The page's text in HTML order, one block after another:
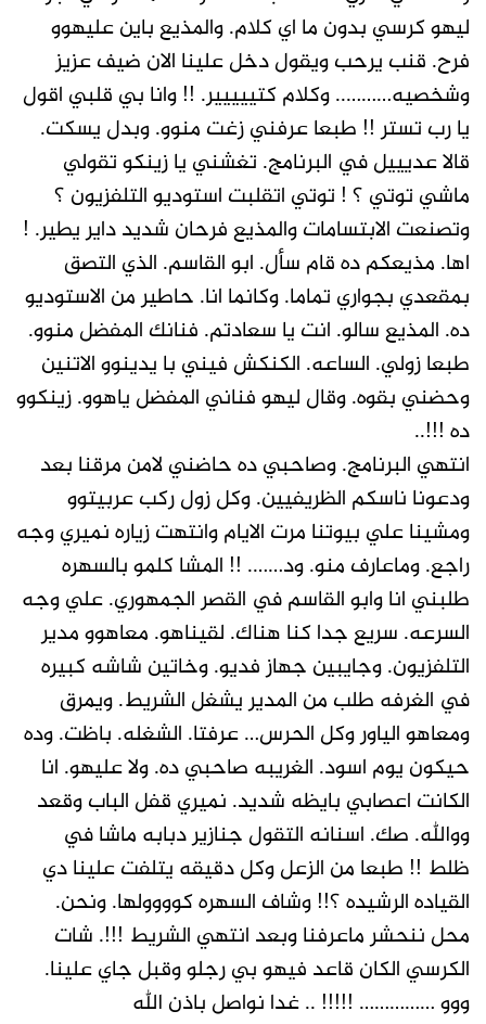
ليهو كرسي بدون ما اي كلام. والمذيع باين عليهوو
فرح. قنب يرحب ويقول دخل علينا الان ضيف عزيز
وشخصيه……….. وكلام كتييييير. !! وانا بي قلبي اقول
يا رب تستر !! طبعا عرفني زغت منوو. وبدل يسكت.
قالا عديييل في البرنامج. تغشني يا زينكو تقولي
ماشي توتي ؟ ! توتي اتقلبت استوديو التلفزيون ؟
وتصنعت الابتسامات والمذيع فرحان شديد داير يطير. !
اها. مذيعكم ده قام سأل. ابو القاسم. الذي التصق
بمقعدي بجواري تماما. وكانما انا. حاطير من الاستوديو
ده. المذيع سالو. انت يا سعادتم. فنانك المفضل منوو.
طبعا زولي. الساعه. الكنكش فيني با يدينوو الاتنين
وحضني بقوه. وقال ليهو فناني المفضل ياهوو. زينكوو
ده !!!..
انتهي البرنامج. وصاحبي ده حاضني لامن مرقنا بعد
ودعونا ناسكم الظريفيين. وكل زول ركب عربيتوو
ومشينا علي بيوتنا مرت الايام وانتهت زياره نميري وجه
راجع. وماعارف منو. ود……. !! المشا كلمو بالسهره
طلبني انا وابو القاسم في القصر الجمهوري. علي وجه
السرعه. سريع جدا كنا هناك. لقيناهو. معاهوو مدير
التلفزيون. وجايبين جهاز فديو. وخاتين شاشه كبيره
في الغرفه طلب من المدير يشغل الشريط. ويمرق
ومعاهو الياور وكل الحرس… عرفتا. الشغله. باظت. وده
حيكون يوم اسود. الغريبه صاحبي ده. ولا عليهو. انا
الكانت اعصابي بايظه شديد. نميري قفل الباب وقعد
ووالله. صك. اسنانه التقول جنازير دبابه ماشا في
ظلط !! طبعا من الزعل وكل دقيقه يتلفت علينا دي
القياده الرشيده ؟!! وشاف السهره كوووولها. ونحن.
محل ننحشر ماعرفنا وبعد انتهي الشريط !!!. شات
الكرسي الكان قاعد فيهو بي رجلو وقبل جاي علينا.
ووو …………… !!!!! .. غدا نواصل باذن الله